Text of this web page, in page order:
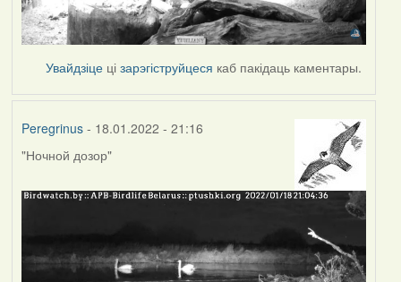
Увайдзіце цізарэгіструйцеся каб пакідаць каментары.
Peregrinus- 18.01.2022 - 21:16
"Ночной дозор"